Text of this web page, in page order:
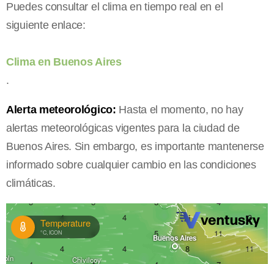
Puedes consultar el clima en tiempo real en el
siguiente enlace:
Clima en Buenos Aires
.
Alerta meteorológico: Hasta el momento, no hay
alertas meteorológicas vigentes para la ciudad de
Buenos Aires. Sin embargo, es importante mantenerse
informado sobre cualquier cambio en las condiciones
climáticas.